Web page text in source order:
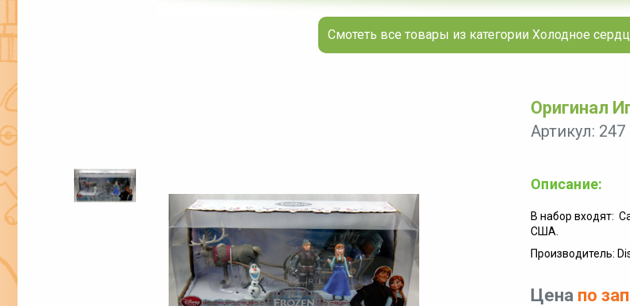
Смотеть все товары из категории Холодное
Оригинал
Артикул: 247
Описание:
В набор входят:
США.
Производитель:
Цена по